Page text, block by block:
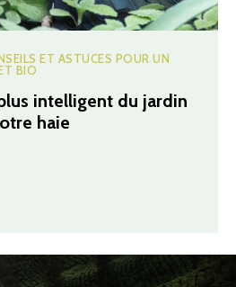
ET ASTUCES POUR UN
BIO
intelligent du jardin
haie